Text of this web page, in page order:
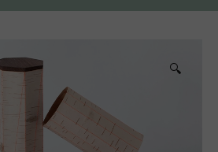
🔍